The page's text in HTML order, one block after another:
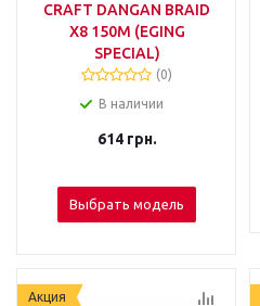
CRAFT DANGAN BRAID
X8 150М (EGING
SPECIAL)
(0)
В наличии
614грн.
Выбрать модель
Акция